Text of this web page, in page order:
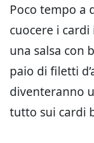
Poco tempo a
cuocere i
una salsa con
paio di filetti
diventeranno
tutto sui cardi